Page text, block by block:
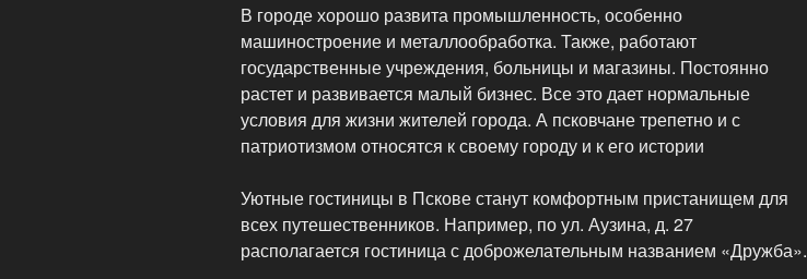
В городе хорошо развита промышленность, особенно
машиностроение и металлообработка. Также, работают
государственные учреждения, больницы и магазины. Постоянно
растет и развивается малый бизнес. Все это дает нормальные
условия для жизни жителей города. А псковчане трепетно и с
патриотизмом относятся к своему городу и к его истории
Уютные гостиницы в Пскове станут комфортным пристанищем для
всех путешественников. Например, по ул. Аузина, д. 27
располагается гостиница с доброжелательным названием «Дружба».